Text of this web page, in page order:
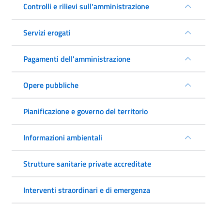
Controlli e rilievi sull'amministrazione
Servizi erogati
Pagamenti dell'amministrazione
Opere pubbliche
Pianificazione e governo del territorio
Informazioni ambientali
Strutture sanitarie private accreditate
Interventi straordinari e di emergenza